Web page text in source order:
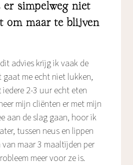
er simpelweg niet
om maar te blijven
advies krijg ik vaak de
gaat me echt niet lukken,
2-3 uur echt eten
mijn cliënten er met mijn
aan de slag gaan, hoor ik
tussen neus en lippen
maar 3 maaltijden per
meer voor ze is.